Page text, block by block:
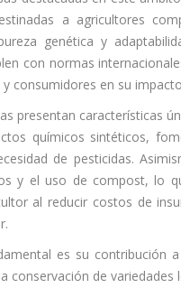
a agricultores
genética y
con normas
consumidores en su
presentan características
químicos sintéticos,
de pesticidas.
y el uso de compost, lo
al reducir costos de
es su contribución
conservación de